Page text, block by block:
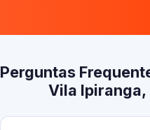
Perguntas
Vila Ipiranga,